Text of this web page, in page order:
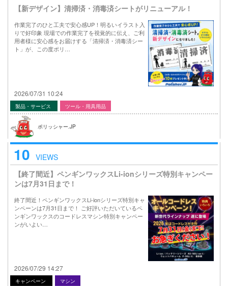
【新デザイン】清掃済・消毒済シートがリニューアル！
作業完了のひと工夫で安心感UP！明るいイラスト入
りで好印象 現場での作業完了を視覚的に伝え、ご利
用者様に安心感をお届けする「清掃済・消毒済シー
ト」が、この度ポリ…
2026/07/31 10:24
製品・サービス ツール・用具用品
ポリッシャー.JP
10 VIEWS
【終了間近】ペンギンワックスLi-ionシリーズ特別キャンペー
ンは7月31日まで！
終了間近！ペンギンワックスLi-ionシリーズ特別キャ
ンペーンは7月31日まで！ ご好評いただいているペ
ンギンワックスのコードレスマシン特別キャンペー
ンがいよい…
2026/07/29 14:27
キャンペーン マシン